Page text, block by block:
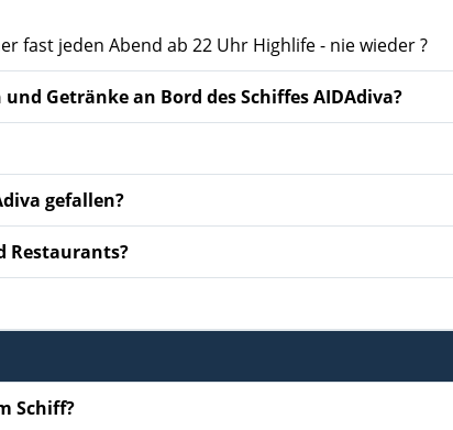
fast jeden Abend ab 22 Uhr Highlife - nie wieder ?
Getränke an Bord des Schiffes AIDAdiva?
gefallen?
Restaurants?
Schiff?